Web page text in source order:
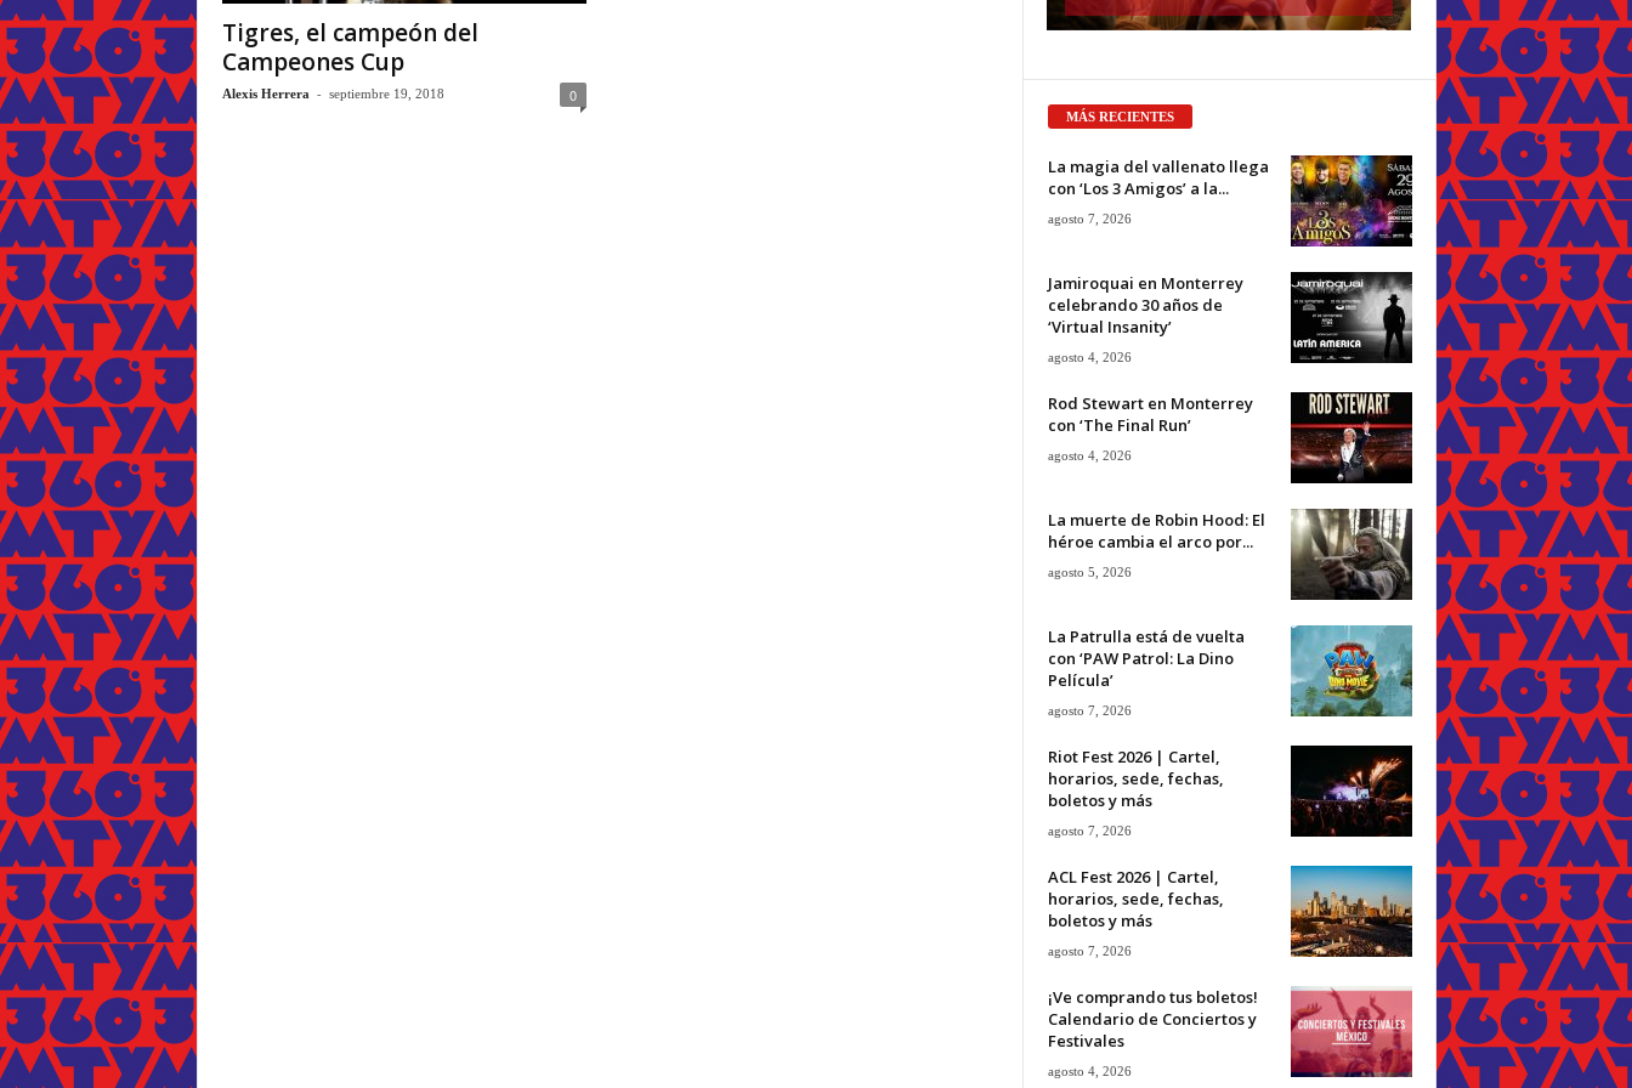
Tigres, el campeón del
Campeones Cup
Alexis Herrera - septiembre 19, 2018 0
MÁS RECIENTES
La magia del vallenato llega
con ‘Los 3 Amigos’ a la...
agosto 7, 2026
Jamiroquai en Monterrey
celebrando 30 años de
‘Virtual Insanity’
agosto 4, 2026
Rod Stewart en Monterrey
con ‘The Final Run’
agosto 4, 2026
La muerte de Robin Hood: El
héroe cambia el arco por...
agosto 5, 2026
La Patrulla está de vuelta
con ‘PAW Patrol: La Dino
Película’
agosto 7, 2026
Riot Fest 2026 | Cartel,
horarios, sede, fechas,
boletos y más
agosto 7, 2026
ACL Fest 2026 | Cartel,
horarios, sede, fechas,
boletos y más
agosto 7, 2026
¡Ve comprando tus boletos!
Calendario de Conciertos y
Festivales
agosto 4, 2026